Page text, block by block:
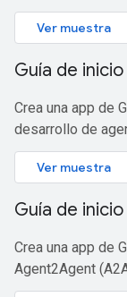
Ver muestra
Guía de
Crea una app de
desarrollo de
Ver muestra
Guía de
Crea una app de
Agent2Agent